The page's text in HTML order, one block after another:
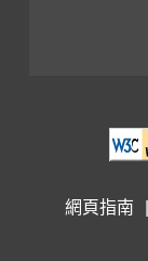
網頁指南